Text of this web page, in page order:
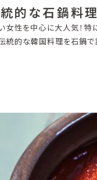
統的な石鍋料
性を中心に大人気！特
的な韓国料理を石鍋で